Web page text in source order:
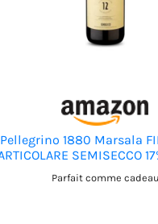
Pellegrino 1880 Marsala
SEMISECCO
Parfait comme cadeau